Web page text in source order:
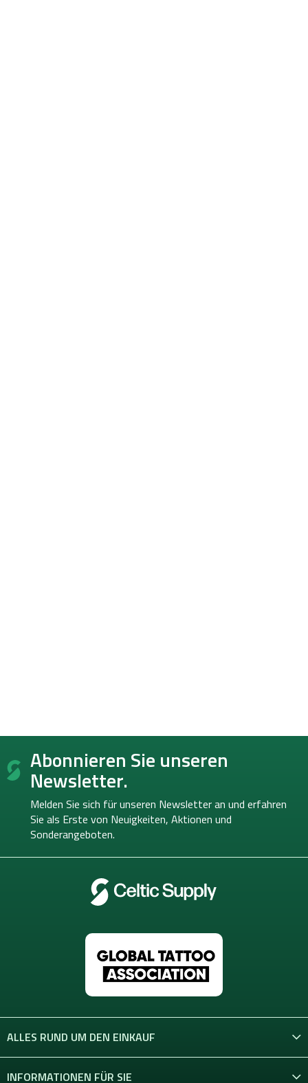
F
ß Abonnieren Sie unseren
Newsletter.
Melden Sie sich für unseren Newsletter an und erfahren
Sie als Erste von Neuigkeiten, Aktionen und
Sonderangeboten.
ALLES RUND UM DEN EINKAUF
INFORMATIONEN FÜR SIE